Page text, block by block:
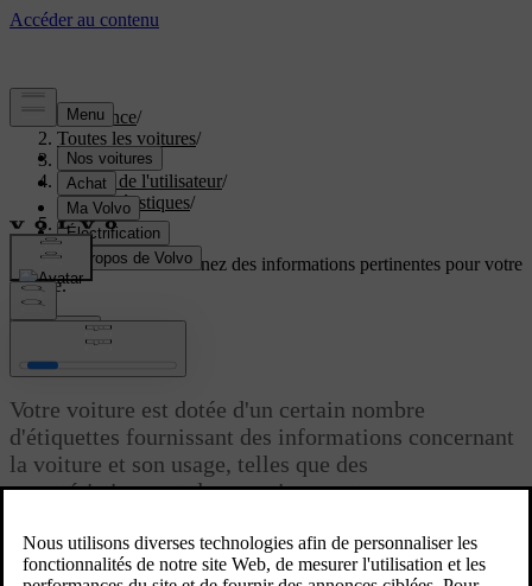
Assistance/
Toutes les voitures/
EC40 2027/
Manuel de l'utilisateur/
Caractéristiques/
Étiquettes
Soutien personnaliséObtenez des informations pertinentes pour votre
voiture.
Connexion
Mis à jour 28/10/2024
Étiquettes
Votre voiture est dotée d'un certain nombre
d'étiquettes fournissant des informations concernant
la voiture et son usage, telles que des
caractéristiques et des avertissements.
Étiquette d'avertissement